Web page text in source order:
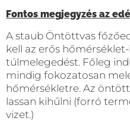
Fontos megjegyzés az
A staub Öntöttvas
kell az erős
túlmelegedést. Főleg
mindig fokozatosan
hőmérsékletre. Az
lassan kihűlni (forró
vizet.)